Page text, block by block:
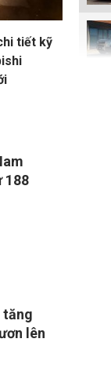
tiết kỹ
188
tăng
lên